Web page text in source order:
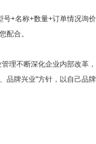
+名称+数量+订单情况询
配合。
理不断深化企业内部改革
品牌兴业"方针，以自己品